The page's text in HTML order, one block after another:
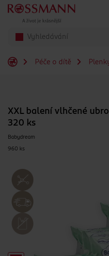
Přeskočit na hlavmní obsah
Péče o dítě
XXL balení vlhčené
320 ks
Babydream
960 ks